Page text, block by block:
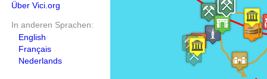
Über Vici.org
In anderen Sprachen:
English
Français
Nederlands